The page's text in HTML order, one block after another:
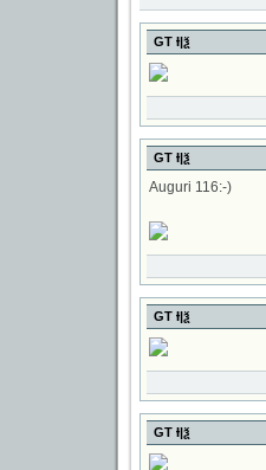
GT Ɨ|ѯ
GT Ɨ|ѯ
Auguri 116:-)
GT Ɨ|ѯ
GT Ɨ|ѯ